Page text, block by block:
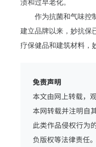
渍和过早老化。
作为抗菌和气味控
建立品牌以来，妙抗保
疗保健品和建筑材料，